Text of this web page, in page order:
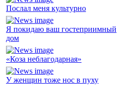
Послал меня культурно
Я покидаю ваш гостеприимный
дом
«Коза неблагодарная»
У женщин тоже нос в пуху